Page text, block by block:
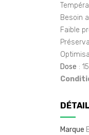
Besoin
Faible
Dose :
Marque